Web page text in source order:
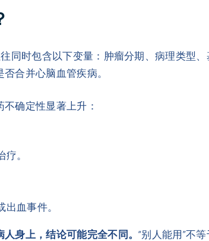
同时包含以下变量：肿瘤分期、病理类型
合并心脑血管疾病。
确定性显著上升：
。
血事件。
人身上，结论可能完全不同。“别人能用”不